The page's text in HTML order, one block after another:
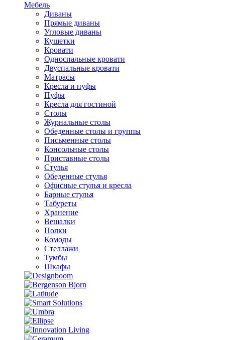
Мебель
Диваны
Прямые диваны
Угловые диваны
Кушетки
Кровати
Односпальные кровати
Двуспальные кровати
Матрасы
Кресла и пуфы
Пуфы
Кресла для гостиной
Столы
Журнальные столы
Обеденные столы и группы
Письменные столы
Консольные столы
Приставные столы
Стулья
Обеденные стулья
Офисные стулья и кресла
Барные стулья
Табуреты
Хранение
Вешалки
Полки
Комоды
Стеллажи
Тумбы
Шкафы